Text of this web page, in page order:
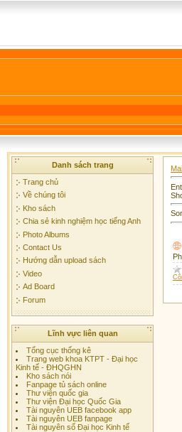
Danh sách trang
Trang chủ
Về chúng tôi
Kho sách
Chia sẻ kinh nghiệm học tiếng Anh
Photo Albums
Contact Us
Hướng dẫn upload sách
Video
Ad Board
Forum
Lĩnh vực liên quan
Tổng cục thống kê
Trang web khoa KTPT - Đại học
Kinh tế - ĐHQGHN
Kho sách nói
Fanpage tủ sách online
Thư viện quốc gia
Thư viện Đại học Quốc Gia
Tài nguyên UEB facebook app
Tài nguyên UEB fanpage
Tài nguyên số Đại học Kinh tế